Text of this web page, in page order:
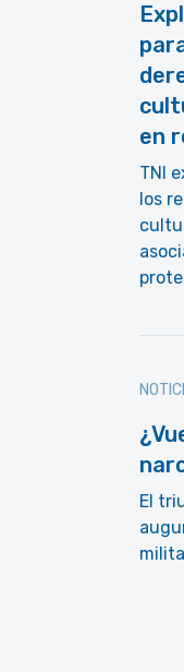
en
TNI
los
El